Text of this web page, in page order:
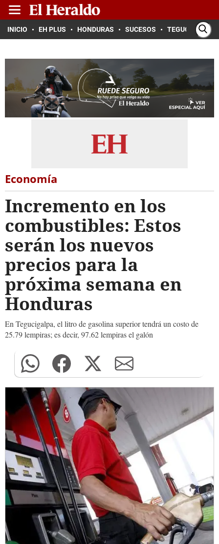
INICIO EH PLUS HONDURAS SUCESOS TEGUCIGALPA
Economía
Incremento en los
combustibles: Estos
serán los nuevos
precios para la
próxima semana en
Honduras
En Tegucigalpa, el litro de gasolina superior tendrá un costo de
25.79 lempiras; es decir, 97.62 lempiras el galón